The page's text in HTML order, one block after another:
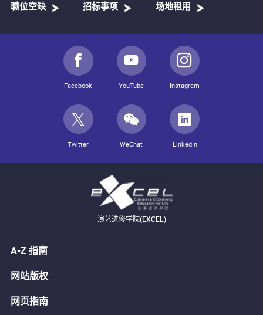
職位空缺 招标事项 场地租用
Facebook YouTube Instagram
Twitter WeChat LinkedIn
演艺进修学院(EXCEL)
A-Z 指南
网站版权
网页指南